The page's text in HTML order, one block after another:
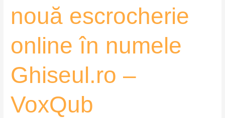
nouă escrocherie
online în numele
Ghiseul.ro –
VoxQub